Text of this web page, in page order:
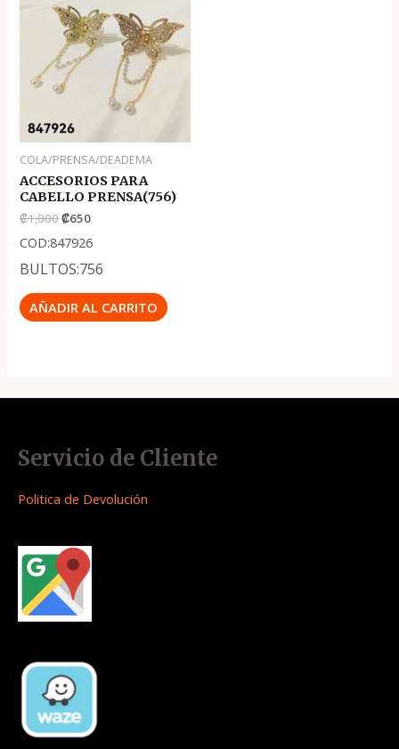
COLA/PRENSA/DEADEMA
ACCESORIOS PARA
CABELLO PRENSA(756)
₡1,000
original
era:
.
₡1,000
₡650
actual
es:
.
₡650
COD:847926
BULTOS:756
AÑADIR AL CARRITO
Servicio de Cliente
Politica de Devolución